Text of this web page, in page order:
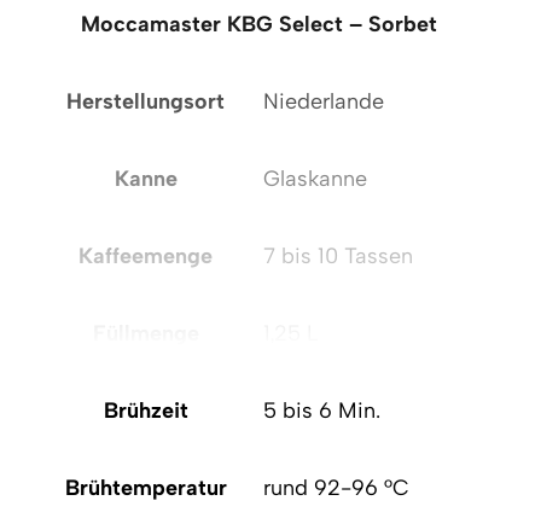
Moccamaster KBG Select – Sorbet
Herstellungsort Niederlande
Kanne Glaskanne
Kaffeemenge 7 bis 10 Tassen
Brühzeit 5 bis 6 Min.
Brühtemperatur rund 92-96 °C